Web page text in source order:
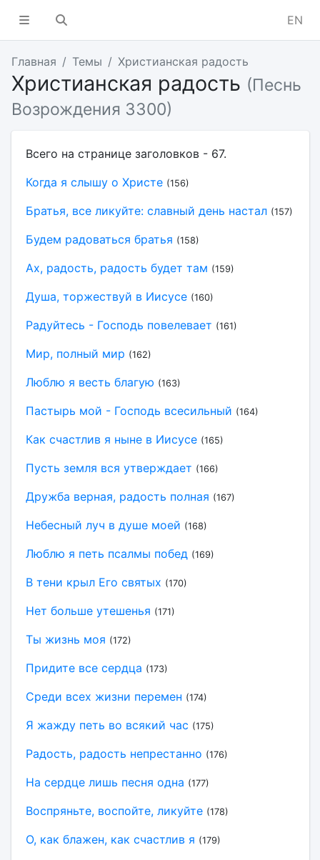
EN
Главная Темы Христианская радость
Христианская радость (Песнь
Возрождения 3300)
Всего на странице заголовков - 67.
Когда я слышу о Христе (156)
Братья, все ликуйте: славный день настал (157)
Будем радоваться братья (158)
Ах, радость, радость будет там (159)
Душа, торжествуй в Иисусе (160)
Радуйтесь - Господь повелевает (161)
Мир, полный мир (162)
Люблю я весть благую (163)
Пастырь мой - Господь всесильный (164)
Как счастлив я ныне в Иисусе (165)
Пусть земля вся утверждает (166)
Дружба верная, радость полная (167)
Небесный луч в душе моей (168)
Люблю я петь псалмы побед (169)
В тени крыл Его святых (170)
Нет больше утешенья (171)
Ты жизнь моя (172)
Придите все сердца (173)
Среди всех жизни перемен (174)
Я жажду петь во всякий час (175)
Радость, радость непрестанно (176)
На сердце лишь песня одна (177)
Воспряньте, воспойте, ликуйте (178)
О, как блажен, как счастлив я (179)